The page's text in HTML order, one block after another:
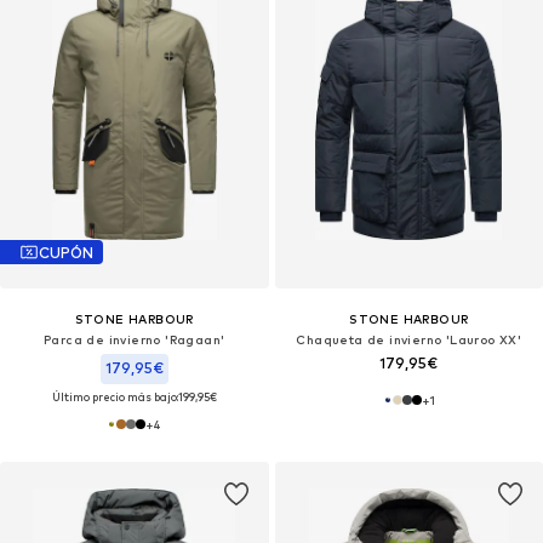
CUPÓN
STONE HARBOUR
Parca de invierno 'Ragaan'
179,95€
Último precio más bajo:199,95€
+4
STONE HARBOUR
Chaqueta de invierno 'Lauroo XX'
179,95€
+1